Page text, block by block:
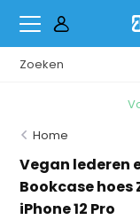
Home
Vegan lederen
Bookcase hoes
iPhone 12 Pro